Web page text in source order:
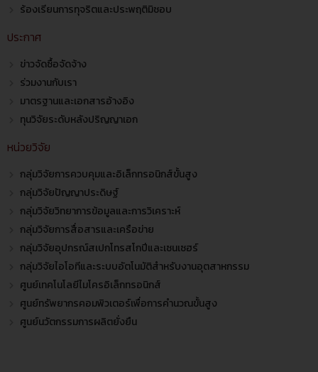
ร้องเรียนการทุจริตและประพฤติมิชอบ
ประกาศ
ข่าวจัดซื้อจัดจ้าง
ร่วมงานกับเรา
มาตรฐานและเอกสารอ้างอิง
ทุนวิจัยระดับหลังปริญญาเอก
หน่วยวิจัย
กลุ่มวิจัยการควบคุมและอิเล็กทรอนิกส์ขั้นสูง
กลุ่มวิจัยปัญญาประดิษฐ์
กลุ่มวิจัยวิทยาการข้อมูลและการวิเคราะห์
กลุ่มวิจัยการสื่อสารและเครือข่าย
กลุ่มวิจัยอุปกรณ์สเปกโทรสโกปีและเซนเซฮร์
กลุ่มวิจัยไอโอทีและระบบอัตโนมัติสำหรับงานอุตสาหกรรม
ศูนย์เทคโนโลยีไมโครอิเล็กทรอนิกส์
ศูนย์ทรัพยากรคอมพิวเตอร์เพื่อการคำนวณขั้นสูง
ศูนย์นวัตกรรมการผลิตยั่งยืน